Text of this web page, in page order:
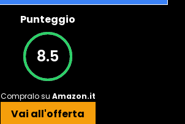
Punteggio
8.5
Compralo su Amazon.it
Vai all'offerta